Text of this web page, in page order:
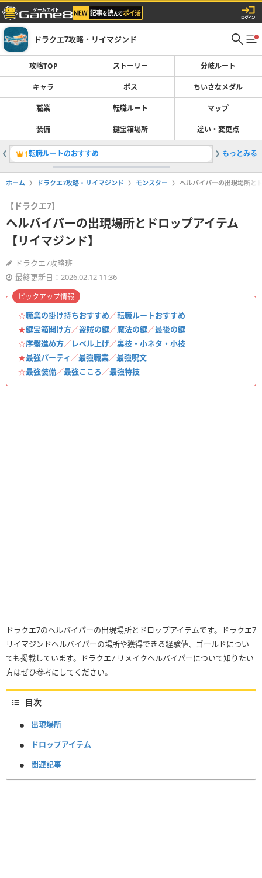
ドラクエ7攻略・リイマジンド
攻略TOP ストーリー 分岐ルート
キャラ ボス ちいさなメダル
職業 転職ルート マップ
装備 鍵宝箱場所 違い・変更点
1転職ルートのおすすめ 2ストー
もっとみる
ホーム ドラクエ7攻略・リイマジンド モンスター ヘルバイパーの出現場所と
【ドラクエ7】
ヘルバイパーの出現場所とドロップアイテム
【リイマジンド】
ドラクエ7攻略班
最終更新日：2026.02.12 11:36
☆職業の掛け持ちおすすめ／転職ルートおすすめ
★鍵宝箱開け方／盗賊の鍵／魔法の鍵／最後の鍵
☆序盤進め方／レベル上げ／裏技・小ネタ・小技
★最強パーティ／最強職業／最強呪文
☆最強装備／最強こころ／最強特技
ピックアップ情報
ドラクエ7のヘルバイパーの出現場所とドロップアイテムです。ドラクエ7
リイマジンドヘルバイパーの場所や獲得できる経験値、ゴールドについ
ても掲載しています。ドラクエ7 リメイクヘルバイパーについて知りたい
方はぜひ参考にしてください。
目次
出現場所
ドロップアイテム
関連記事